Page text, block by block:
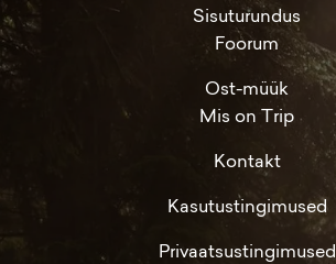
Sisuturundus
Foorum
Ost-müük
Mis on Trip
Kontakt
Kasutustingimused
Privaatsustingimused